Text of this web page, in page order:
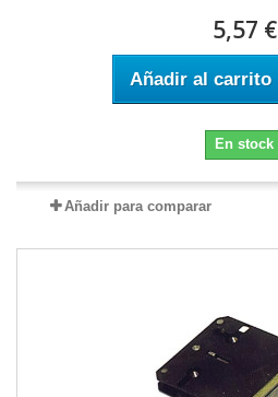
5,57 €
Añadir al carrito
En stock
Añadir para comparar